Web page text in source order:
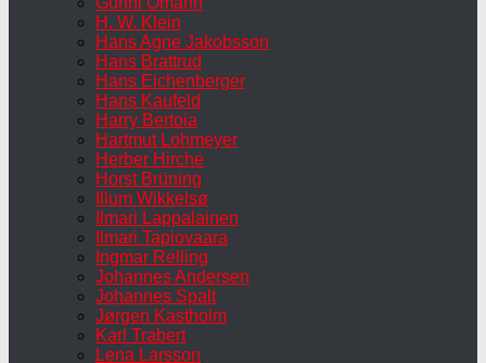
H. W. Klein
Hans Agne Jakobsson
Hans Brattrud
Hans Eichenberger
Hans Kaufeld
Harry Bertoia
Hartmut Lohmeyer
Herber Hirche
Horst Brüning
Illum Wikkelsø
Ilmari Lappalainen
Ilmari Tapiovaara
Ingmar Relling
Johannes Andersen
Johannes Spalt
Jørgen Kastholm
Karl Trabert
Lena Larsson